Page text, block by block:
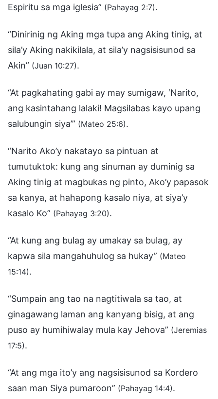
Espiritu sa mga iglesia” (Pahayag 2:7).
“Dinirinig ng Aking mga tupa ang Aking tinig, at
sila’y Aking nakikilala, at sila’y nagsisisunod sa
Akin” (Juan 10:27).
“At pagkahating gabi ay may sumigaw, ‘Narito,
ang kasintahang lalaki! Magsilabas kayo upang
salubungin siya’” (Mateo 25:6).
“Narito Ako’y nakatayo sa pintuan at
tumutuktok: kung ang sinuman ay duminig sa
Aking tinig at magbukas ng pinto, Ako’y papasok
sa kanya, at hahapong kasalo niya, at siya’y
kasalo Ko” (Pahayag 3:20).
“At kung ang bulag ay umakay sa bulag, ay
kapwa sila mangahuhulog sa hukay” (Mateo
15:14).
“Sumpain ang tao na nagtitiwala sa tao, at
ginagawang laman ang kanyang bisig, at ang
puso ay humihiwalay mula kay Jehova” (Jeremias
17:5).
“At ang mga ito’y ang nagsisisunod sa Kordero
saan man Siya pumaroon” (Pahayag 14:4).